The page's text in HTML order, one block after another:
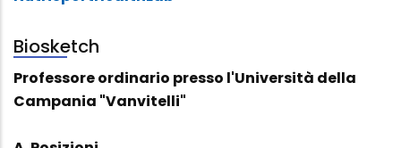
Biosketch
Professore ordinario presso l'Università della
Campania "Vanvitelli"